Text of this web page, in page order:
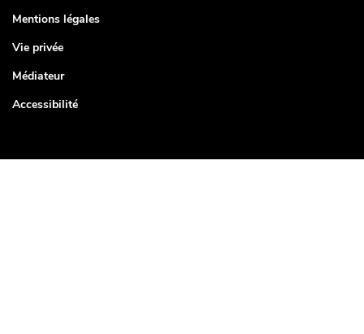
Mentions légales
Vie privée
Médiateur
Accessibilité